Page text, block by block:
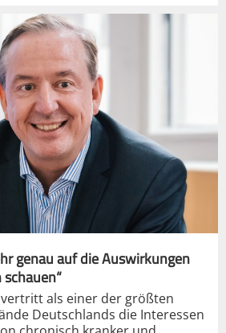
genau auf die Auswirkungen
vertritt als einer der größten
Deutschlands die Interessen